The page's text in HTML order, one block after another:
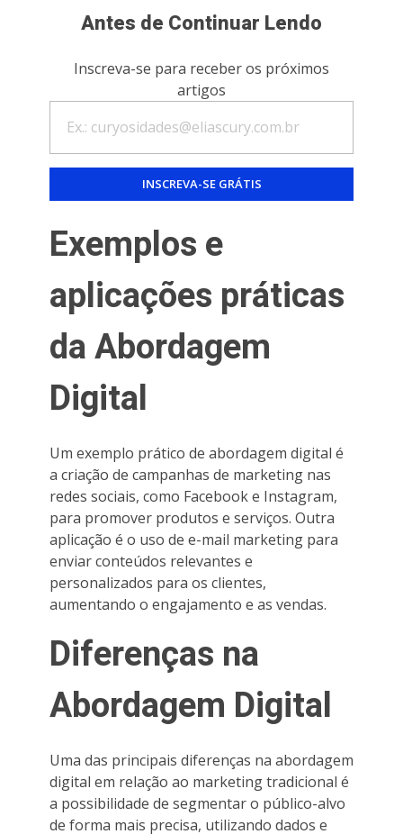
Antes de Continuar Lendo
Inscreva-se para receber os próximos
artigos
Exemplos e
aplicações práticas
da Abordagem
Digital
Um exemplo prático de abordagem digital é
a criação de campanhas de marketing nas
redes sociais, como Facebook e Instagram,
para promover produtos e serviços. Outra
aplicação é o uso de e-mail marketing para
enviar conteúdos relevantes e
personalizados para os clientes,
aumentando o engajamento e as vendas.
Diferenças na
Abordagem Digital
Uma das principais diferenças na abordagem
digital em relação ao marketing tradicional é
a possibilidade de segmentar o público-alvo
de forma mais precisa, utilizando dados e